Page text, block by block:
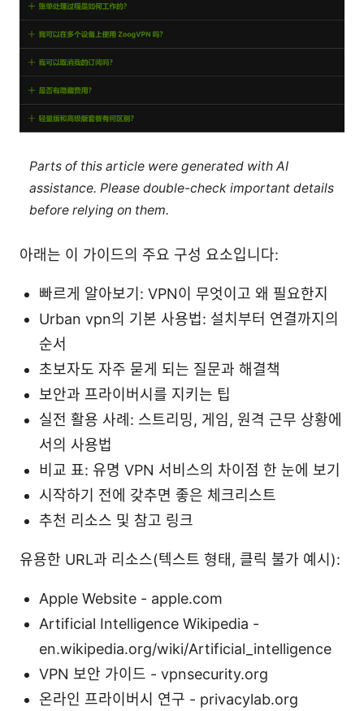
Parts of this article were generated with AI
assistance. Please double-check important details
before relying on them.
아래는 이 가이드의 주요 구성 요소입니다:
빠르게 알아보기: VPN이 무엇이고 왜 필요한지
Urban vpn의 기본 사용법: 설치부터 연결까지의
순서
초보자도 자주 묻게 되는 질문과 해결책
보안과 프라이버시를 지키는 팁
실전 활용 사례: 스트리밍, 게임, 원격 근무 상황에
서의 사용법
비교 표: 유명 VPN 서비스의 차이점 한 눈에 보기
시작하기 전에 갖추면 좋은 체크리스트
추천 리소스 및 참고 링크
유용한 URL과 리소스(텍스트 형태, 클릭 불가 예시):
Apple Website - apple.com
Artificial Intelligence Wikipedia -
en.wikipedia.org/wiki/Artificial_intelligence
VPN 보안 가이드 - vpnsecurity.org
온라인 프라이버시 연구 - privacylab.org